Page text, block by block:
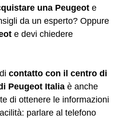
una Peugeot e
da un esperto? Oppure
e devi chiedere
contatto con il centro di
Peugeot Italia è anche
di ottenere le informazioni
parlare al telefono